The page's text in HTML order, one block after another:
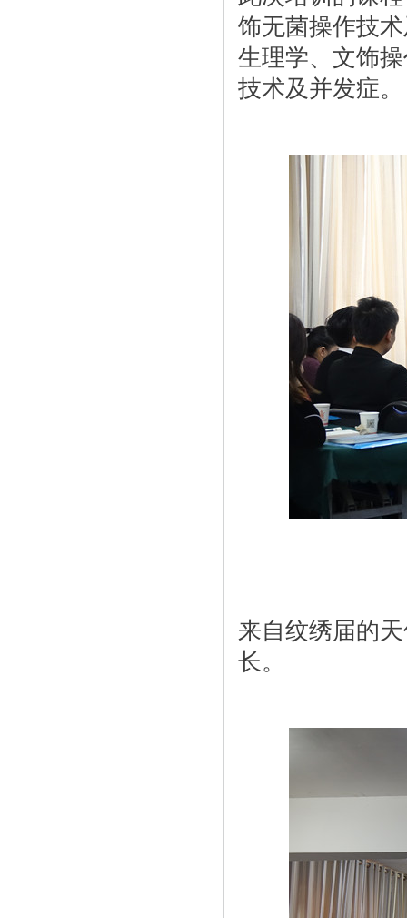
饰无菌操作技
生理学、文饰
技术及并发症。
来自纹绣届的
长。